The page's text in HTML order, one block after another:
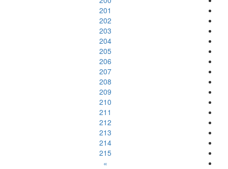
201
202
203
204
205
206
207
208
209
210
211
212
213
214
215
»